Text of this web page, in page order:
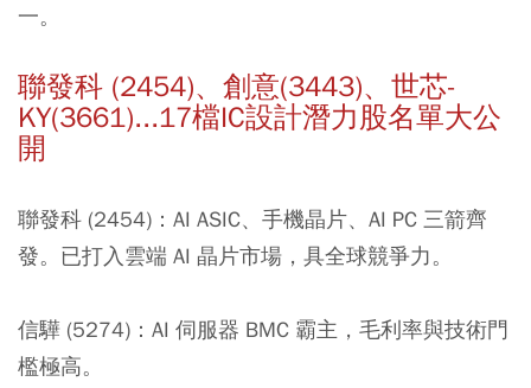
一。
聯發科 (2454)、創意(3443)、世芯-
KY(3661)...17檔IC設計潛力股名單大公
開
聯發科 (2454)： AI ASIC、手機晶片、AI PC 三箭齊
發。已打入雲端 AI 晶片市場，具全球競爭力。
信驊 (5274)： AI 伺服器 BMC 霸主，毛利率與技術門
檻極高。